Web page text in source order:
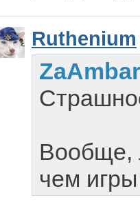
Ruthenium
Вообще,
чем